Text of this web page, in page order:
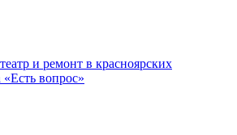
и ремонт в красноярских
вопрос»